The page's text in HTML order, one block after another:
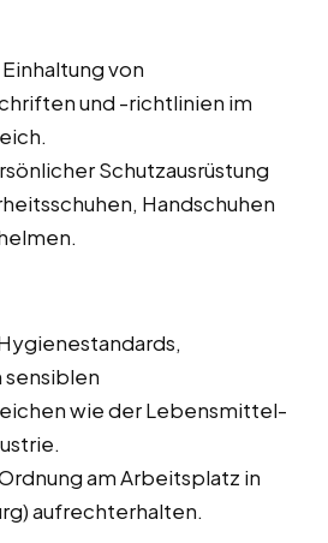
von
und -richtlinien im
Schutzausrüstung
Handschuhen
sensiblen
wie der Lebensmittel-
am Arbeitsplatz in
aufrechterhalten.